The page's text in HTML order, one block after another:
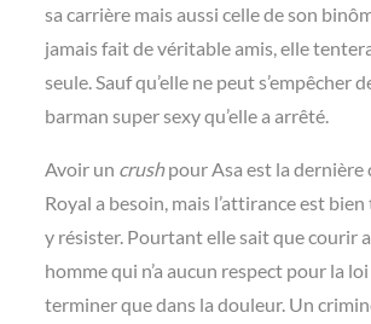
sa carrière mais aussi celle de son
jamais fait de véritable amis, elle
seule. Sauf qu’elle ne peut s’empêcher
barman super sexy qu’elle a arrêté.
Avoir un crushpour Asa est la dernière
Royal a besoin, mais l’attirance est
y résister. Pourtant elle sait que courir
homme qui n’a aucun respect pour la
terminer que dans la douleur. Un